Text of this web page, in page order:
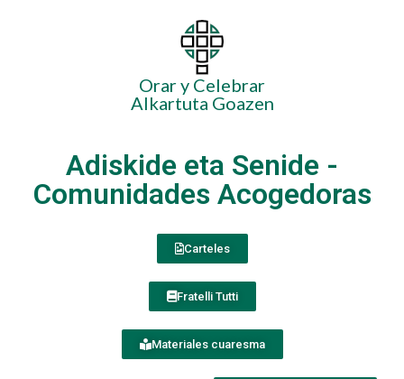
Orar y Celebrar
Alkartuta Goazen
Adiskide eta Senide -
Comunidades Acogedoras
Carteles
Fratelli Tutti
Materiales cuaresma